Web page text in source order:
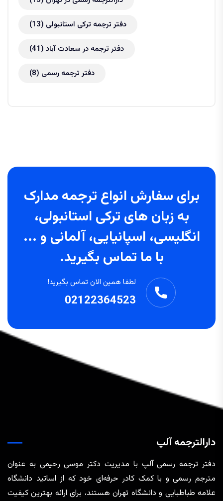
دفتر ترجمه ترکی استانبولی (13)
دفتر ترجمه در سعادت آباد (41)
دفتر ترجمه رسمی (8)
برای سفارش انواع ترجمه مدارک
به زبان های ترکی استانبولی،
انگلیسی، اسپانیایی، آلمانی و ...
با ما تماس بگیرید.
لطفا همین الان تماس بگیرید!
02122364523
دارالترجمه آلپ
دفتر ترجمه رسمی آلپ با مدیریت دکتر موسی رحیمی به عنوان
مترجم رسمی و با کمک کادر حرفه‌ای خود که از اساتید دانشگاه
علامه طباطبایی و دانشگاه تهران هستند، برای ارائه بهترین کیفیت